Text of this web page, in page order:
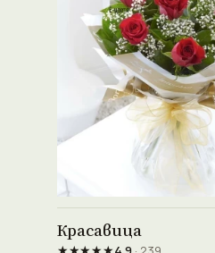
Красавица